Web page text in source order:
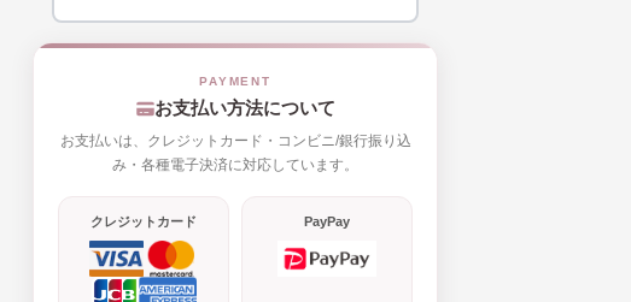
お支払い方法について
お支払いは、クレジットカード・コンビニ/銀行振り込
み・各種電子決済に対応しています。
クレジットカード PayPay